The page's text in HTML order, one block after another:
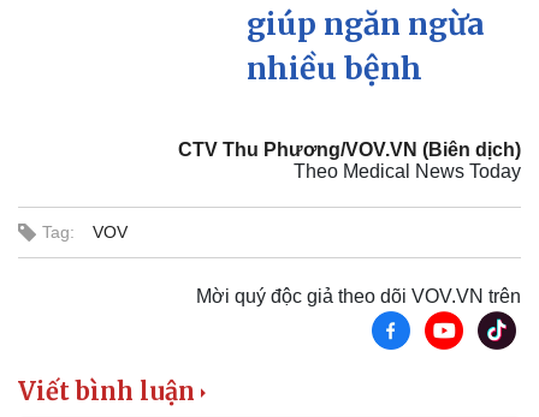
giúp ngăn ngừa
nhiều bệnh
CTV Thu Phương/VOV.VN (Biên dịch)
Theo Medical News Today
Tag: VOV
Mời quý độc giả theo dõi VOV.VN trên
Viết bình luận